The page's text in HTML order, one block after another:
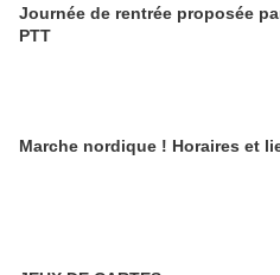
Journée de rentrée proposée
PTT